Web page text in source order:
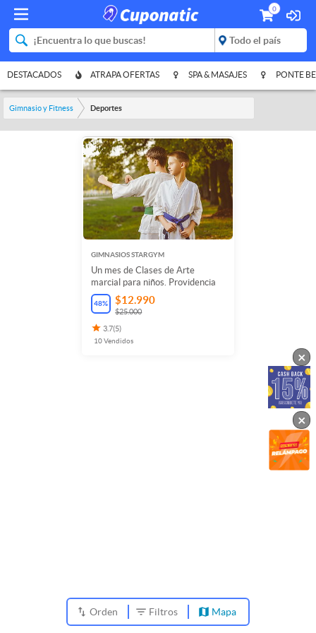
0
DESTACADOS ATRAPA OFERTAS SPA & MASAJES PONTE
Gimnasio y Fitness Deportes
GIMNASIOS STARGYM
Un mes de Clases de Arte
marcial para niños. Providencia
48% $12.990
$25.000
3.7(5)
10Vendidos
Orden Filtros Mapa
×
×